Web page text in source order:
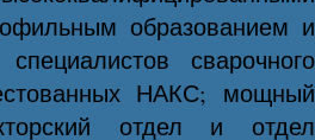
образованием и
сварочного
НАКС; мощный
отдел и отдел